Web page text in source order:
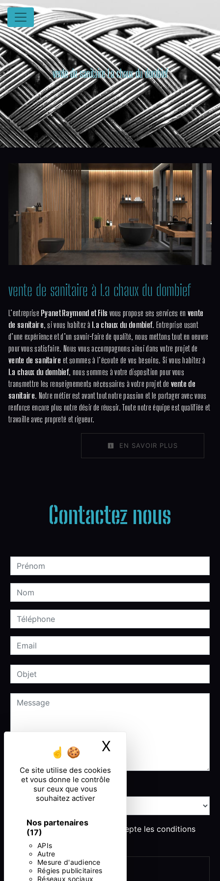
Panneau de gestion des cookies
Ce site utilise des cookies
et vous donne le contrôle
sur ceux que vous
souhaitez activer
Nos partenaires
(17)
APIs
Autre
Mesure d'audience
Régies publicitaires
Réseaux sociaux
X
vente de sanitaire La chaux du dombief
vente de sanitaire à La chaux du dombief
L’entreprise Pyanet Raymond et Fils vous propose ses services en vente
de sanitaire, si vous habitez à La chaux du dombief. Entreprise usant
d’une expérience et d’un savoir-faire de qualité, nous mettons tout en oeuvre
pour vous satisfaire. Nous vous accompagnons ainsi dans votre projet de
vente de sanitaire et sommes à l’écoute de vos besoins. Si vous habitez à
La chaux du dombief, nous sommes à votre disposition pour vous
transmettre les renseignements nécessaires à votre projet de vente de
sanitaire. Notre métier est avant tout notre passion et le partager avec vous
renforce encore plus notre désir de réussir. Toute notre équipe est qualifiée et
travaille avec propreté et rigueur.
EN SAVOIR PLUS
Contactez nous
Combien font deux plus cinq
En cochant cette case, j'accepte les conditions
particulières ci-dessous **
ENVOYER